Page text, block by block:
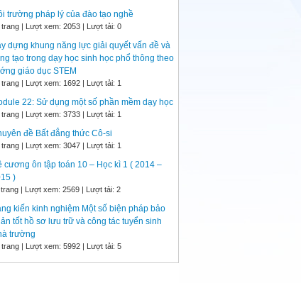
trường pháp lý của đào tạo nghề
trang | Lượt xem: 2053 | Lượt tải: 0
dựng khung năng lực giải quyết vấn đề và
tạo trong dạy học sinh học phổ thông theo
giáo dục STEM
trang | Lượt xem: 1692 | Lượt tải: 1
22: Sử dụng một số phần mềm dạy học
trang | Lượt xem: 3733 | Lượt tải: 1
đề Bất đẳng thức Cô-si
trang | Lượt xem: 3047 | Lượt tải: 1
cương ôn tập toán 10 – Học kì 1 ( 2014 –
)
trang | Lượt xem: 2569 | Lượt tải: 2
kiến kinh nghiệm Một số biện pháp bảo
tốt hồ sơ lưu trữ và công tác tuyển sinh
trường
trang | Lượt xem: 5992 | Lượt tải: 5